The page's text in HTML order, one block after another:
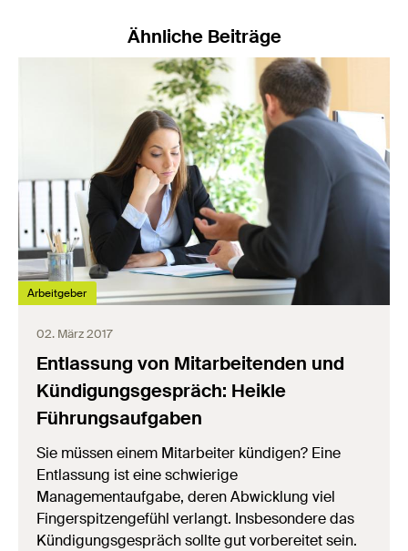
Ähnliche Beiträge
Arbeitgeber
02. März 2017
Entlassung von Mitarbeitenden und
Kündigungsgespräch: Heikle
Führungsaufgaben
Sie müssen einem Mitarbeiter kündigen? Eine
Entlassung ist eine schwierige
Managementaufgabe, deren Abwicklung viel
Fingerspitzengefühl verlangt. Insbesondere das
Kündigungsgespräch sollte gut vorbereitet sein.